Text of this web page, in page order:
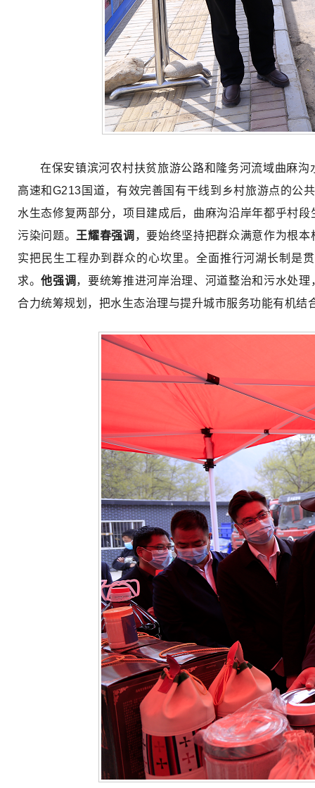
在保安镇滨河农村扶贫旅游公路和隆务河流域曲麻
高速和G213国道，有效完善国有干线到乡村旅游点的公
水生态修复两部分，项目建成后，曲麻沟沿岸年都乎村
污染问题。 王耀春强调 ，要始终坚持把群众满意作为根
实把民生工程办到群众的心坎里。全面推行河湖长制是
求。他强调 ，要统筹推进河岸治理、河道整治和污水处
合力统筹规划，把水生态治理与提升城市服务功能有机